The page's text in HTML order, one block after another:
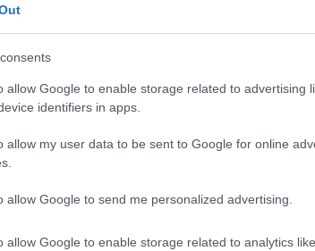
allow Google to enable storage related to advertising
identifiers in apps.
allow my user data to be sent to Google for online
allow Google to send me personalized advertising.
allow Google to enable storage related to analytics
pretende conjugar a cozinha de
do produto, num formato de edição
estacionamento e serviço de apoio